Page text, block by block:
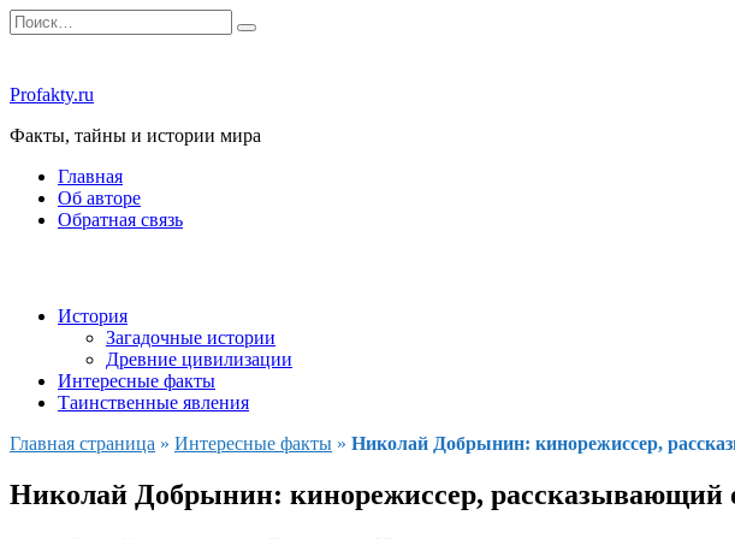
Перейти
к
Search
for:
Profakty.ru
Факты, тайны и истории мира
Главная
Об авторе
Обратная связь
История
Загадочные истории
Древние цивилизации
Интересные факты
Таинственные явления
Главная страница » Интересные факты » Николай Добрынин: кинорежиссер,
Николай Добрынин: кинорежиссер, рассказывающий